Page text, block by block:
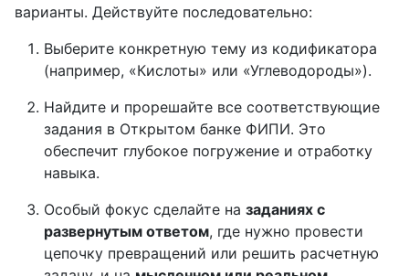
варианты. Действуйте последовательно:
Выберите конкретную тему из кодификатора
(например, «Кислоты» или «Углеводороды»).
Найдите и прорешайте все соответствующие
задания в Открытом банке ФИПИ. Это
обеспечит глубокое погружение и отработку
навыка.
Особый фокус сделайте на заданиях с
развернутым ответом, где нужно провести
цепочку превращений или решить расчетную